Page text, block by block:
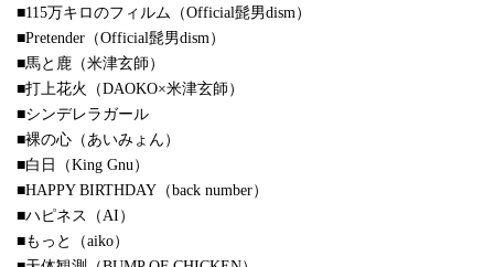
■115万キロのフィルム（Official髭男dism）
■Pretender（Official髭男dism）
■馬と鹿（米津玄師）
■打上花火（DAOKO×米津玄師）
■シンデレラガール
■裸の心（あいみょん）
■白日（King Gnu）
■HAPPY BIRTHDAY（back number）
■ハピネス（AI）
■もっと（aiko）